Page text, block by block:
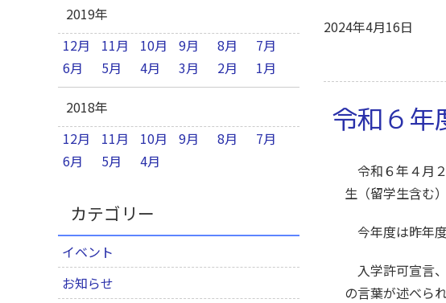
2024年4月16日
令和６年
令和６年４月
生（留学生含む
今年度は昨年
入学許可宣言
の言葉が述べら
2019年
12月
11月 10月 9月 8月
7月
6月
5月 4月 3月 2月 1月
2018年
12月
11月 10月 9月 8月
7月
6月
5月 4月
カテゴリー
イベント
お知らせ